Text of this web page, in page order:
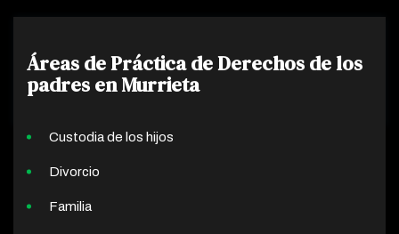
Áreas de Práctica de Derechos de los
padres en Murrieta
Custodia de los hijos
Divorcio
Familia